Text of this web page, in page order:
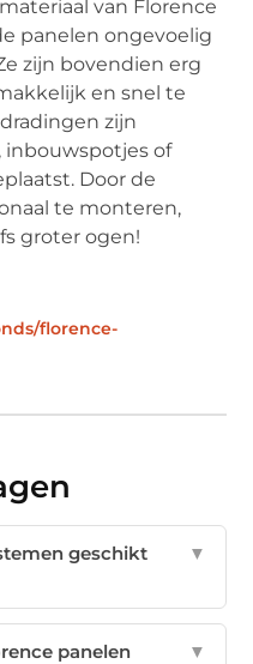
van Florence
panelen ongevoelig
zijn bovendien erg
en snel te
zijn
of
Door de
te monteren,
groter ogen!
florence-
geschikt
▼
panelen
▼